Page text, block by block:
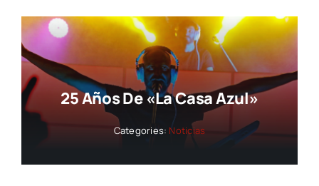
25 Años De «La Casa Azul»
Categories: Noticias